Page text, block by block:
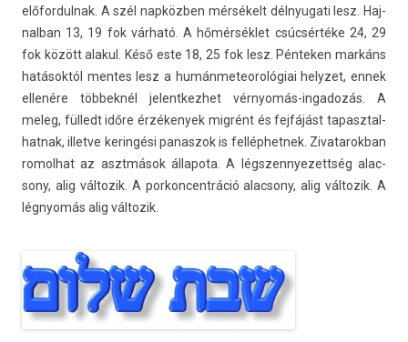
előfor­dulnak. A szél napközben mérsékelt dél­nyugati lesz. Haj­
nalban 13, 19 fok várható. A hőmérséklet csúcsértéke 24, 29
fok között al­akul. Késő este 18, 25 fok lesz. Pén­tek­en markáns
hatásoktól men­tes lesz a humán­meteorológiai helyzet, ennek
ellenére többeknél jelentkez­het vérnyomás-ingadozás. A
meleg, fülledt időre érzékenyek migrént és fejfájást tapasztal­
hatnak, il­let­ve kerin­gési panas­zok is fel­léphet­nek. Zivatarok­ban
romol­hat az asztmások állapota. A légszen­nyezettség al­ac­
sony, alig vál­tozik. A por­koncentráció al­ac­sony, alig vál­tozik. A
légnyomás alig vál­tozik.